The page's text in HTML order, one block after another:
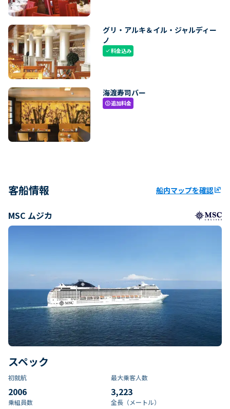
グリ・アルキ＆イル・ジャルディー
ノ
check料金込み
海渡寿司バー
paid追加料金
客船情報 船内マップを確認ungroup
MSC ムジカ
スペック
初就航
2006
最大乗客人数
3,223
乗組員数​ 全長（メートル）